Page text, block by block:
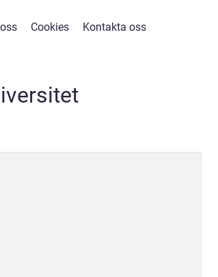
Cookies Kontakta oss